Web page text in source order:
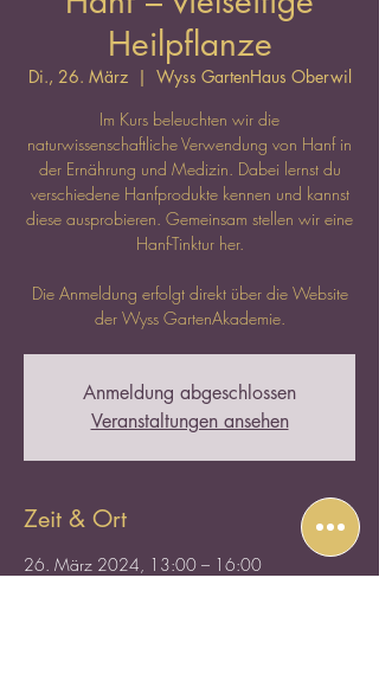
Heilpflanze
Di., 26. März
  |
Wyss GartenHaus Oberwil
Im Kurs beleuchten wir die
naturwissenschaftliche Verwendung von Hanf in
der Ernährung und Medizin. Dabei lernst du
verschiedene Hanfprodukte kennen und kannst
diese ausprobieren. Gemeinsam stellen wir eine
Hanf-Tinktur her.
Die Anmeldung erfolgt direkt über die Website
der Wyss GartenAkademie.
Anmeldung abgeschlossen
Veranstaltungen ansehen
Zeit & Ort
26. März 2024, 13:00 – 16:00